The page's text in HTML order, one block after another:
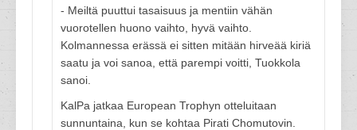
- Meiltä puuttui tasaisuus ja mentiin vähän
vuorotellen huono vaihto, hyvä vaihto.
Kolmannessa erässä ei sitten mitään hirveää kiriä
saatu ja voi sanoa, että parempi voitti, Tuokkola
sanoi.
KalPa jatkaa European Trophyn otteluitaan
sunnuntaina, kun se kohtaa Pirati Chomutovin.